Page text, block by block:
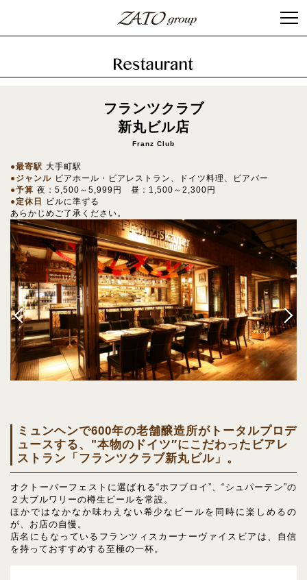
フランツクラブ
新丸ビル店
Franz Club
最寄駅 大手町駅
ジャンル ビアホール・ビアレストラン、ドイツ料理、ビアバー
予算 夜：5,500～5,999円 昼：1,500～2,300円
定休日
ビルに準ずる
あらかじめご了承ください。
ミュンヘンで600年の老舗醸造所がトータルプロデ
ュースする、"本物のドイツ″にこだわったビアレ
ストラン「フランツクラブ新丸ビル」。
オクトーバーフェストに選ばれる“ホフブロイ”、“シュパーテン”の
２大ブルワリーの樽生ビールを常設。
ほかではなかなか味わえない希少なビールを同時に楽しめるの
が、お店の自慢。
店名にもなっているフランツィスカーナーヴァイスビアは、自信
を持っておすすめする至極の一杯。